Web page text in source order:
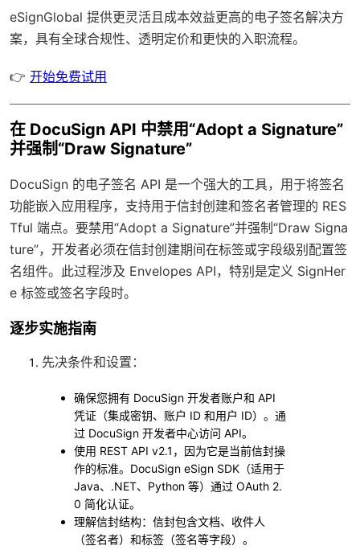
eSignGlobal 提供更灵活且成本效益更高的电子签名解决方
案，具有全球合规性、透明定价和更快的入职流程。
👉 开始免费试用
在 DocuSign API 中禁用“Adopt a Signature”
并强制“Draw Signature”
DocuSign 的电子签名 API 是一个强大的工具，用于将签名
功能嵌入应用程序，支持用于信封创建和签名者管理的 RES
Tful 端点。要禁用“Adopt a Signature”并强制“Draw Signa
ture”，开发者必须在信封创建期间在标签或字段级别配置签
名组件。此过程涉及 Envelopes API，特别是定义 SignHer
e 标签或签名字段时。
逐步实施指南
先决条件和设置 ：
确保您拥有 DocuSign 开发者账户和 API
凭证（集成密钥、账户 ID 和用户 ID）。通
过 DocuSign 开发者中心访问 API。
使用 REST API v2.1，因为它是当前信封操
作的标准。DocuSign eSign SDK（适用于
Java、.NET、Python 等）通过 OAuth 2.
0 简化认证。
理解信封结构：信封包含文档、收件人
（签名者）和标签（签名等字段）。